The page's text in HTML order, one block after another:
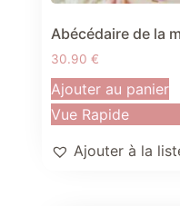
Abécédaire de la
30.90 €
Ajouter au panier
Vue Rapide
Ajouter à la